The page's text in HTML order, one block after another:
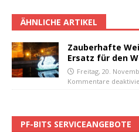
ÄHNLICHE ARTIKEL
Zauberhafte
Ersatz für den
Freitag, 20.
Kommentare
PF-BITS SERVICEANGEBOTE